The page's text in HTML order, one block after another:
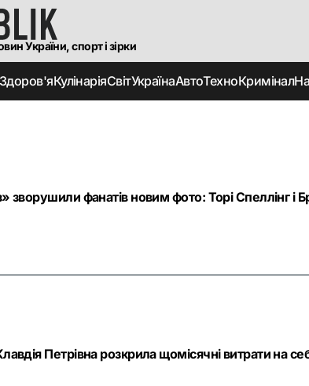
України, спорт і зірки
Здоров'яКулінаріяСвітУкраїнаАвтоТехноКримінал
зворушили фанатів новим фото: Торі Спеллінг і
Петрівна розкрила щомісячні витрати на